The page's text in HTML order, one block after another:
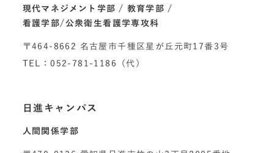
現代マネジメント学部
教育学部
看護学部/公衆衛生看護学専攻科
〒464-8662 名古屋市千種区星が丘元町17番3号
TEL：052-781-1186（代）
日進キャンパス
人間関係学部